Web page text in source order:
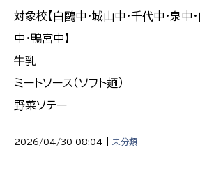
対象校【白鷗中・城山中・千代中・泉中
中・鴨宮中】
牛乳
ミートソース（ソフト麺）
野菜ソテー
2026/04/30 08:04 | 未分類